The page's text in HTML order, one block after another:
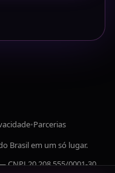
•Parcerias
Brasil em um só lugar.
CNPJ 20.208.555/0001-30